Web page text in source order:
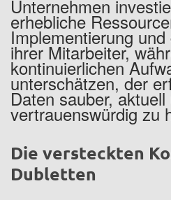
Unternehmen
erhebliche
Implementierung
ihrer Mitarbeiter,
kontinuierlichen
unterschätzen, der
Daten sauber, aktuell
vertrauenswürdig zu
Die versteckten
Dubletten